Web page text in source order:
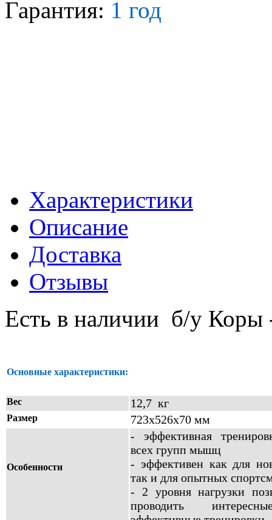
Гарантия: 1 год
Характеристики
Описание
Доставка
Отзывы
Есть в наличии б/у Коры
Основные характеристики:
Вес 12,7 кг
Размер 723х526х70 мм
Особенности
- эффективная
всех групп мышц
- эффективен как для
так и для опытных
- 2 уровня нагрузки
проводить